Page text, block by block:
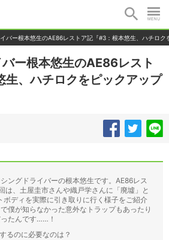
バー根本悠生のAE86レストア記『#3：根本悠生、ハチロ
ー根本悠生のAE86レスト
生、ハチロクをピックアップ
ングドライバーの根本悠生です。AE86レス
は、土屋圭市さんや織戸学さんに「廃墟」と
ボディを実際に引き取りに行く様子をご紹介
僕が知らなかった意外なトラップもあったり
たんです……！
るのに必要なのは？